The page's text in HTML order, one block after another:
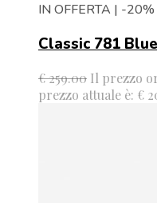
IN OFFERTA | -20%
Classic 781
€259.00 Il prezzo
prezzo attuale è: €